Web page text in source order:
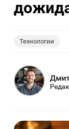
Технологии